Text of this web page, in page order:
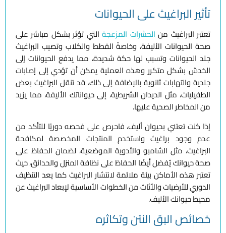
تأثير البراغيث على الحيوانات
تعتبر البراغيث منالحشرات المزعجةالتي تؤثر بشكل مباشر على
صحة الحيوانات الأليفة، وخاصةً القطط والكلاب وتصيب البراغيث
جلد الحيوانات وتسبب لها حكة شديدة، مما يدفع الحيوانات إلى
الخدش بشكل متكرر وهذه العملية يمكن أن تؤدي إلى إصابات
جلدية والتهابات ثانوية بالإضافة إلى ذلك، قد تنقل البراغيث بعض
الطفيليات، مثل الديدان الشريطية، إلى حيواناتك الأليفة، مما يزيد
من المخاطر الصحية عليها.
إذا كنت تعتني بحيوان أليف، فاحرص على فحصه دوريًا للتأكد من
عدم وجود براغيث واستخدم المنتجات المخصصة لمكافحة
البراغيث، مثل الشامبو والأدوية الموضعية، لضمان الحفاظ على
صحة حيوانك يُفضل أيضًا الحفاظ على نظافة المنزل والحدائق، حيث
تعتبر هذه الأماكن بيئة ملائمة لانتشار البراغيث كما يعد التنظيف
الدوري للأرضيات والأثاث من الخطوات الأساسية لإبعاد البراغيث عن
محيط حيوانك الأليف.
خصائص البق النتن وتكاثره